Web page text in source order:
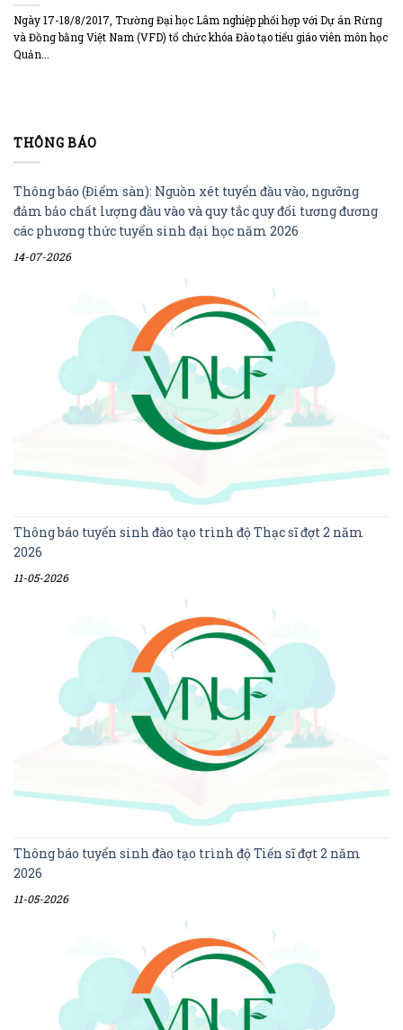
Ngày 17-18/8/2017, Trường Đại học Lâm nghiệp phối hợp với Dự án Rừng
và Đồng bằng Việt Nam (VFD) tổ chức khóa Đào tạo tiểu giáo viên môn học
Quản...
THÔNG BÁO
Thông báo (Điểm sàn): Nguồn xét tuyển đầu vào, ngưỡng
đảm bảo chất lượng đầu vào và quy tắc quy đổi tương đương
các phương thức tuyển sinh đại học năm 2026
14-07-2026
Thông báo tuyển sinh đào tạo trình độ Thạc sĩ đợt 2 năm
2026
11-05-2026
Thông báo tuyển sinh đào tạo trình độ Tiến sĩ đợt 2 năm
2026
11-05-2026